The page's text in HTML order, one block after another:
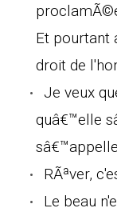
Et pourtant
droit de
Je veux
quâ€™elle
RÃªver,
Le beau